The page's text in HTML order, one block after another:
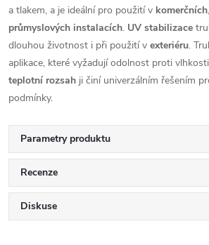
a tlakem, a je ideální pro použití v komerčních,
průmyslových instalacích. UV stabilizace
dlouhou životnost i při použití v exteriéru.
aplikace, které vyžadují odolnost proti
teplotní rozsah ji činí univerzálním řešením
podmínky.
Parametry produktu
Recenze
Diskuse